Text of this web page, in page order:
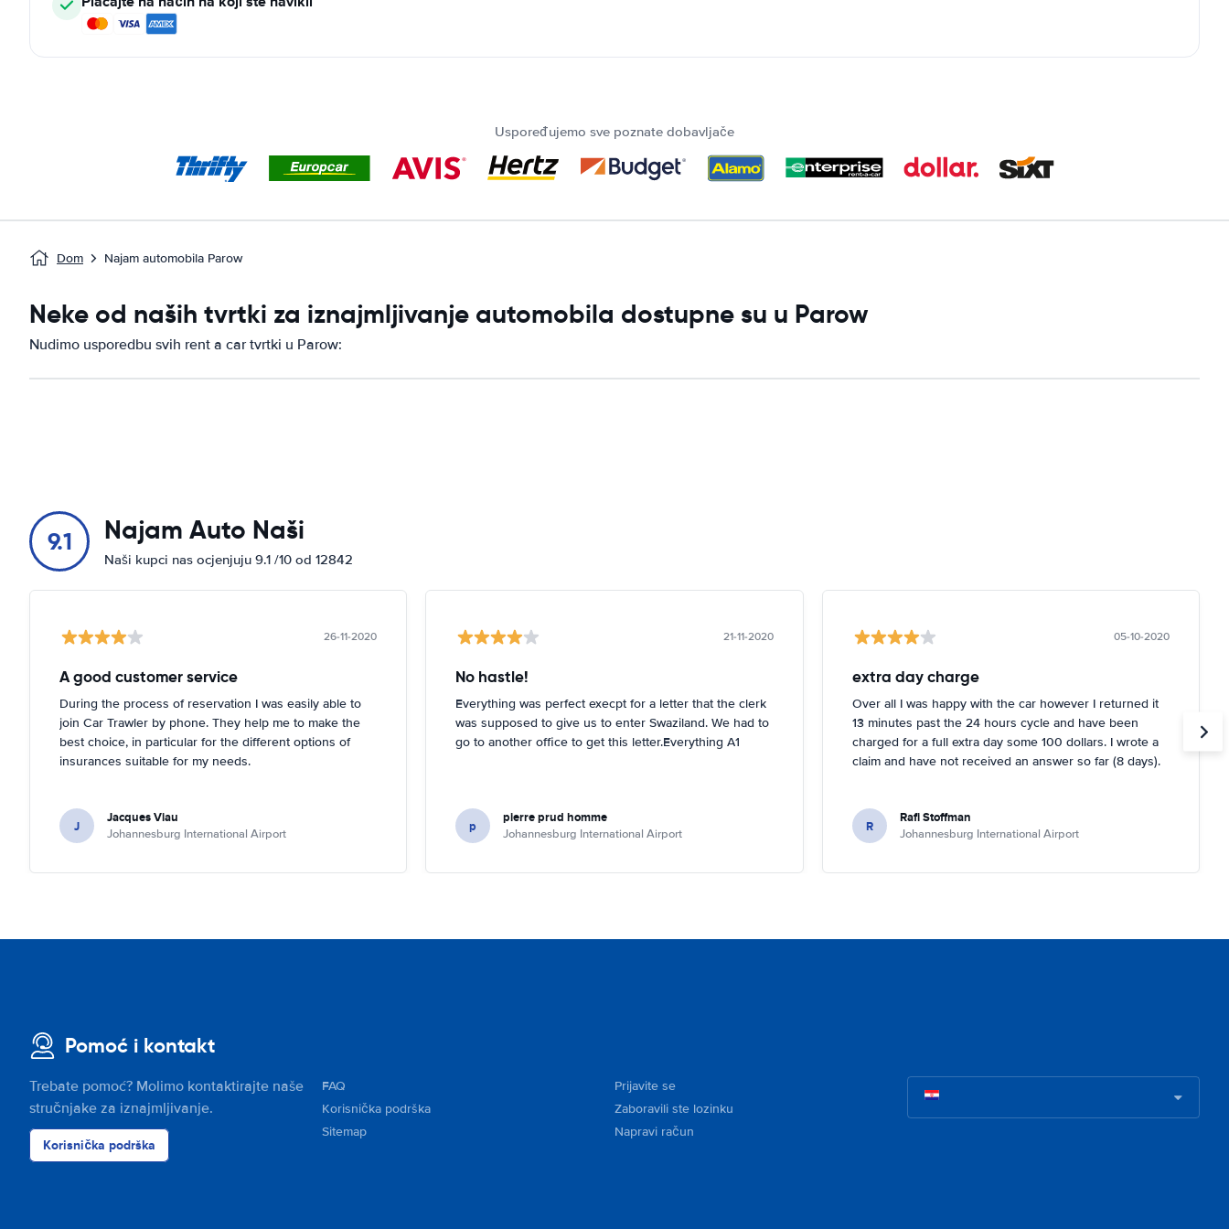
Uspoređujemo sve poznate dobavljače
Dom Najam automobila Parow
Neke od naših tvrtki za iznajmljivanje automobila dostupne su u Parow
Nudimo usporedbu svih rent a car tvrtki u Parow:
9.1 Najam Auto Naši
Naši kupci nas ocjenjuju 9.1 /10 od 12842
26-11-2020
A good customer service
During the process of reservation I was easily able to
join Car Trawler by phone. They help me to make the
best choice, in particular for the different options of
insurances suitable for my needs.
J Jacques Viau
Johannesburg International Airport
21-11-2020
No hastle!
Everything was perfect execpt for a letter that the clerk
was supposed to give us to enter Swaziland. We had to
go to another office to get this letter.Everything A1
p pierre prud homme
Johannesburg International Airport
05-10-2020
extra day charge
Over all I was happy with the car however I returned it
13 minutes past the 24 hours cycle and have been
charged for a full extra day some 100 dollars. I wrote a
claim and have not received an answer so far (8 days).
R Rafi Stoffman
Johannesburg International Airport
Pomoć i kontakt
Trebate pomoć? Molimo kontaktirajte naše
stručnjake za iznajmljivanje.
Korisnička podrška
FAQ
Korisnička podrška
Sitemap
Prijavite se
Zaboravili ste lozinku
Napravi račun